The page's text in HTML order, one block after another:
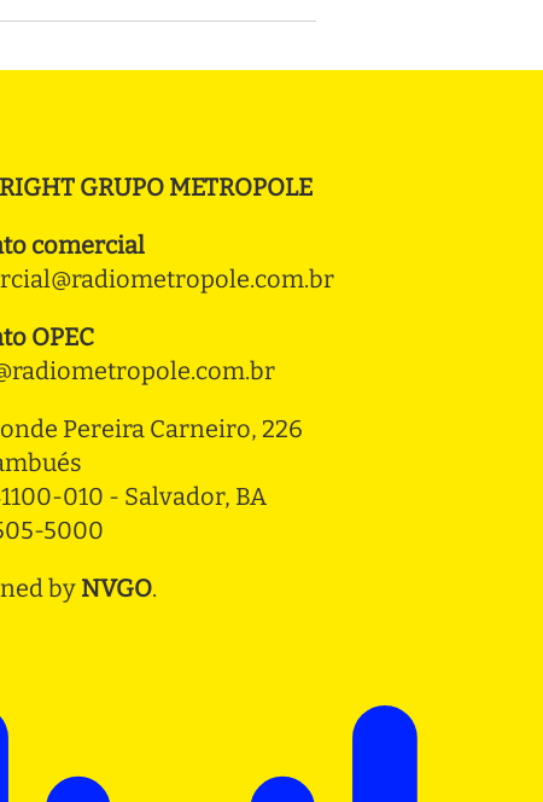
GRUPO METROPOLE
comercial
OPEC
Pereira Carneiro, 226
010 - Salvador, BA
5000
by NVGO.